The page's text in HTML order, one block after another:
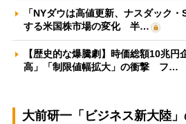
「NYダウは高値更新、ナスダック
する米国株市場の変化 半…
【歴史的な爆騰劇】時価総額10兆円
高」「制限値幅拡大」の衝撃 フ…
大前研一「ビジネス新大陸